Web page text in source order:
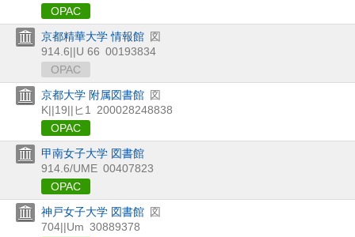
OPAC
京都精華大学 情報館 図
914.6||U 66 00193834
OPAC
京都大学 附属図書館 図
K||19||ヒ1
200028248838
OPAC
甲南女子大学 図書館
914.6/UME 00407823
OPAC
神戸女子大学 図書館 図
704||Um 30889378